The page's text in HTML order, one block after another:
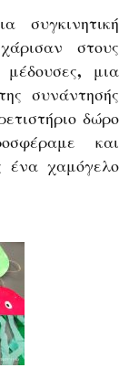
συγκινητική
χάρισαν στους
, μια
συνάντησής
δώρο
και
ένα χαμόγελο